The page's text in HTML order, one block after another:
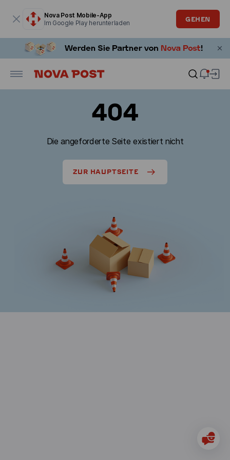
Nova Post Mobile-App
Im Google Play herunterladen
GEHEN
404
Die angeforderte Seite existiert nicht
ZUR HAUPTSEITE